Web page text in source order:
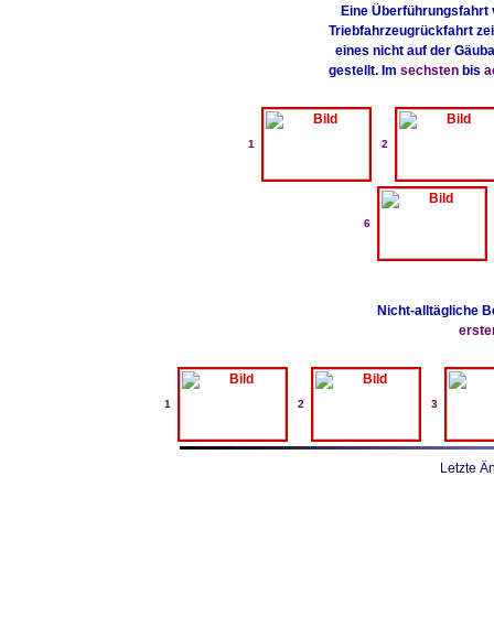
Eine Überführungsfahrt
Triebfahrzeugrückfahrt
eines nicht auf der
gestellt. Imsechsten bis
1 2
6
Nicht-alltägliche
1 2 3
Letzte